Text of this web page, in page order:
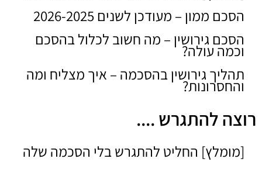
הסכם ממון – מעודכן לשנים 2026-2025
הסכם גירושין – מה חשוב לכלול בהסכם
וכמה עולה?
תהליך גירושין בהסכמה – איך מצליח ומה
והחסרונות?
רוצה להתגרש ....
[מומלץ] החליט להתגרש בלי הסכמה שלה